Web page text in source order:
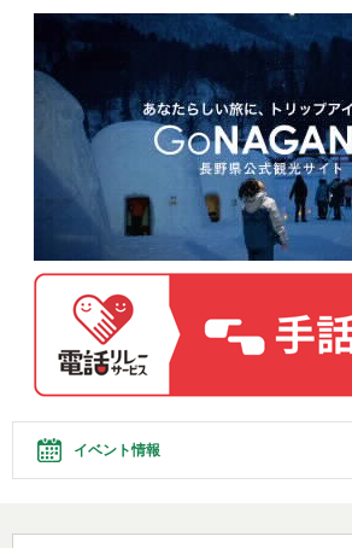
イベント情報